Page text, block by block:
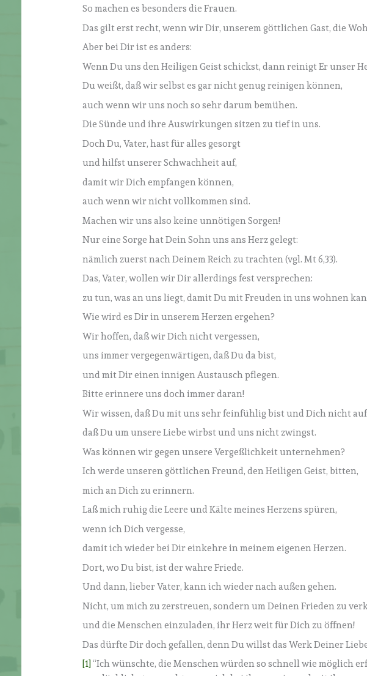
So machen es besonders die Frauen.
Das gilt erst recht, wenn wir Dir, unserem göttlichen Gast, die
Aber bei Dir ist es anders:
Wenn Du uns den Heiligen Geist schickst, dann reinigt Er unser
Du weißt, daß wir selbst es gar nicht genug reinigen können,
auch wenn wir uns noch so sehr darum bemühen.
Die Sünde und ihre Auswirkungen sitzen zu tief in uns.
Doch Du, Vater, hast für alles gesorgt
und hilfst unserer Schwachheit auf,
damit wir Dich empfangen können,
auch wenn wir nicht vollkommen sind.
Machen wir uns also keine unnötigen Sorgen!
Nur eine Sorge hat Dein Sohn uns ans Herz gelegt:
nämlich zuerst nach Deinem Reich zu trachten (vgl. Mt 6,33).
Das, Vater, wollen wir Dir allerdings fest versprechen:
zu tun, was an uns liegt, damit Du mit Freuden in uns wohnen
Wie wird es Dir in unserem Herzen ergehen?
Wir hoffen, daß wir Dich nicht vergessen,
uns immer vergegenwärtigen, daß Du da bist,
und mit Dir einen innigen Austausch pflegen.
Bitte erinnere uns doch immer daran!
Wir wissen, daß Du mit uns sehr feinfühlig bist und Dich nicht
daß Du um unsere Liebe wirbst und uns nicht zwingst.
Was können wir gegen unsere Vergeßlichkeit unternehmen?
Ich werde unseren göttlichen Freund, den Heiligen Geist, bitten,
mich an Dich zu erinnern.
Laß mich ruhig die Leere und Kälte meines Herzens spüren,
wenn ich Dich vergesse,
damit ich wieder bei Dir einkehre in meinem eigenen Herzen.
Dort, wo Du bist, ist der wahre Friede.
Und dann, lieber Vater, kann ich wieder nach außen gehen.
Nicht, um mich zu zerstreuen, sondern um Deinen Frieden zu
und die Menschen einzuladen, ihr Herz weit für Dich zu öffnen!
Das dürfte Dir doch gefallen, denn Du willst das Werk Deiner
[1] “Ich wünschte, die Menschen würden so schnell wie möglich